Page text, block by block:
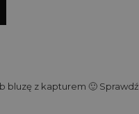
bluzę z kapturem 🙂 Sprawdź